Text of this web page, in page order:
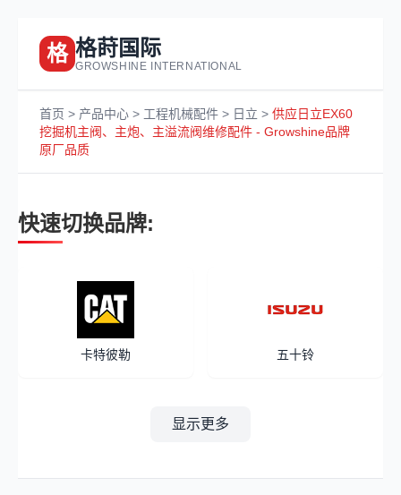
格 格莳国际
GROWSHINE INTERNATIONAL
首页 > 产品中心 > 工程机械配件 > 日立 > 供应日立EX60
挖掘机主阀、主炮、主溢流阀维修配件 - Growshine品牌
原厂品质
快速切换品牌:
卡特彼勒 五十铃
其他 小松
显示更多